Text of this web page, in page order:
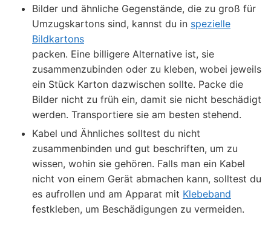
Bilder und ähnliche Gegenstände, die zu groß für
Umzugskartons sind, kannst du in spezielle
Bildkartons
packen. Eine billigere Alternative ist, sie
zusammenzubinden oder zu kleben, wobei jeweils
ein Stück Karton dazwischen sollte. Packe die
Bilder nicht zu früh ein, damit sie nicht beschädigt
werden. Transportiere sie am besten stehend.
Kabel und Ähnliches solltest du nicht
zusammenbinden und gut beschriften, um zu
wissen, wohin sie gehören. Falls man ein Kabel
nicht von einem Gerät abmachen kann, solltest du
es aufrollen und am Apparat mit Klebeband
festkleben, um Beschädigungen zu vermeiden.